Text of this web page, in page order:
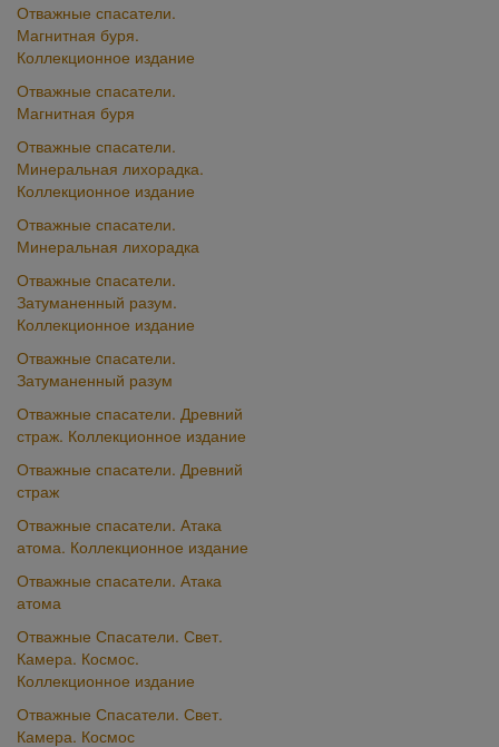
Отважные спасатели.
Магнитная буря.
Коллекционное издание
Отважные спасатели.
Магнитная буря
Отважные спасатели.
Минеральная лихорадка.
Коллекционное издание
Отважные спасатели.
Минеральная лихорадка
Отважные cпасатели.
Затуманенный разум.
Коллекционное издание
Отважные cпасатели.
Затуманенный разум
Отважные спасатели. Древний
страж. Коллекционное издание
Отважные спасатели. Древний
страж
Отважные спасатели. Атака
атома. Коллекционное издание
Отважные спасатели. Атака
атома
Отважные Спасатели. Свет.
Камера. Космос.
Коллекционное издание
Отважные Спасатели. Свет.
Камера. Космос